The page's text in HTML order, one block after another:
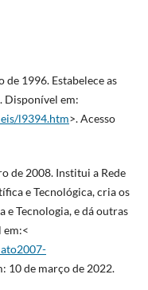
de 1996. Estabelece as
Disponível em:
l9394.htm>. Acesso
de 2008. Institui a Rede
e Tecnológica, cria os
e Tecnologia, e dá outras
em:<
10 de março de 2022.